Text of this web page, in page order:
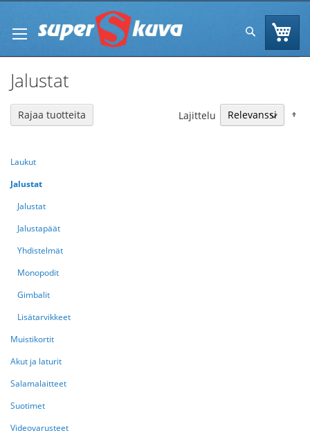
Content
Hae
Jalustat
Lajittelu
Laukut
Jalustat
Jalustat
Jalustapäät
Yhdistelmät
Monopodit
Gimbalit
Lisätarvikkeet
Muistikortit
Akut ja laturit
Salamalaitteet
Suotimet
Videovarusteet
Rajaa tuotteita